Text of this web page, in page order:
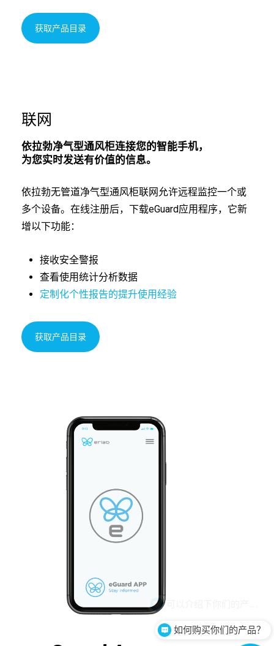
获取产品目录
联网
依拉勃净气型通风柜连接您的智能手机，
为您实时发送有价值的信息。
依拉勃无管道净气型通风柜联网允许远程监控一个或
多个设备。在线注册后，下载eGuard应用程序，它新
增以下功能：
接收安全警报
查看使用统计分析数据
定制化个性报告的提升使用经验
获取产品目录
如何购买你们的产品？